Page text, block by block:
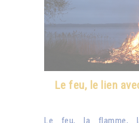
Le feu, le lien
Le feu, la flamme,